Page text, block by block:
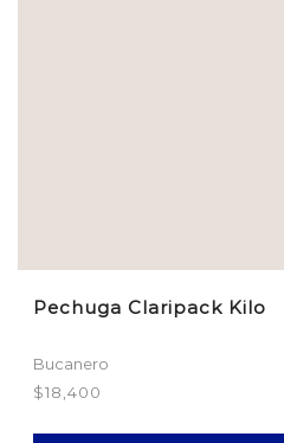
Pechuga Claripack Kilo
Bucanero
$18,400